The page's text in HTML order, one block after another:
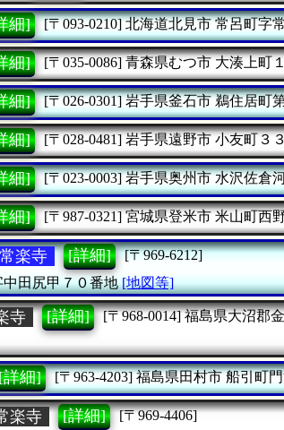
細] [〒093-0210] 北海道北見市常呂町字
細] [〒035-0086] 青森県むつ市 大湊上町
細] [〒026-0301] 岩手県釜石市鵜住居町
細] [〒028-0481] 岩手県遠野市 小友町３
細] [〒023-0003] 岩手県奥州市水沢佐倉
細] [〒987-0321] 宮城県登米市 米山町西
楽寺 [詳細]
[〒969-6212]
田尻甲７０番地 [地図等]
寺 [詳細] [〒968-0014] 福島県大沼郡
詳細] [〒963-4203] 福島県田村市船引町
楽寺 [詳細]
[〒969-4406]